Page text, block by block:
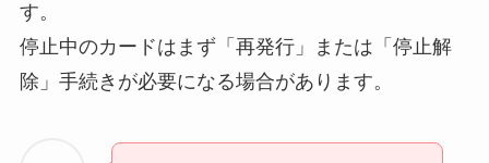
す。
停止中のカードはまず「再発行」または「停止解
除」手続きが必要になる場合があります。